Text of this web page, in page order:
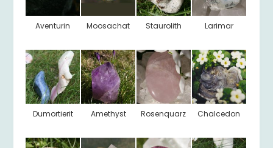
Aventurin Moosachat Staurolith Larimar
Dumortierit Amethyst Rosenquarz Chalcedon